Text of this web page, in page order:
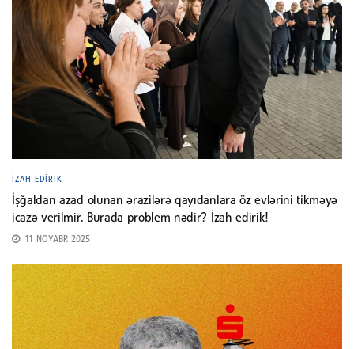
İZAH EDIRIK
İşğaldan azad olunan ərazilərə qayıdanlara öz evlərini tikməyə
icazə verilmir. Burada problem nədir? İzah edirik!
11 NOYABR 2025